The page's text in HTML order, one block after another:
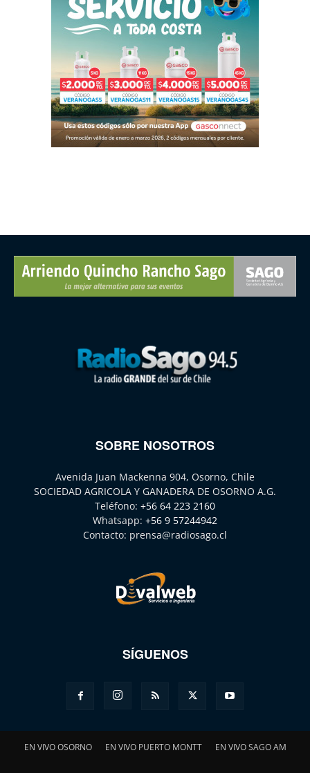
SOBRE NOSOTROS
Avenida Juan Mackenna 904, Osorno, Chile
SOCIEDAD AGRICOLA Y GANADERA DE OSORNO A.G.
Teléfono: +56 64 223 2160
Whatsapp: +56 9 57244942
Contacto: prensa@radiosago.cl
SÍGUENOS
EN VIVO OSORNO EN VIVO PUERTO MONTT EN VIVO SAGO AM